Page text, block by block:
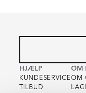
HJÆLP
KUNDESERVICE
TILBUD
OM
OM